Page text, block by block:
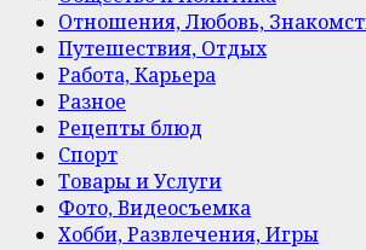
Отношения, Любовь,
Путешествия, Отдых
Работа, Карьера
Разное
Рецепты блюд
Спорт
Товары и Услуги
Фото, Видеосъемка
Хобби, Развлечения, Игры